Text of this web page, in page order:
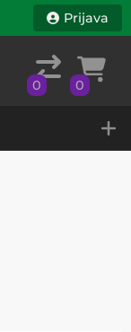
Prijava
0 0